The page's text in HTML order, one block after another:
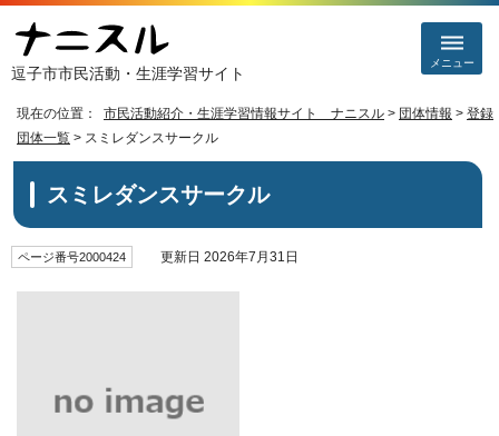
逗子市市民活動・生涯学習サイト
メニュー
現在の位置： 市民活動紹介・生涯学習情報サイト ナニスル > 団体情報 > 登録
団体一覧 > スミレダンスサークル
スミレダンスサークル
ページ番号2000424 更新日 2026年7月31日